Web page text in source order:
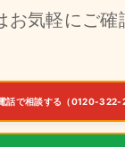
お気軽にご確
話で相談する（0120-322-